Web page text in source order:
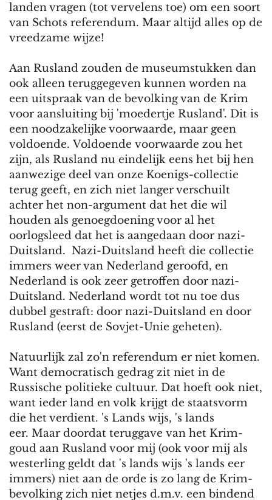
landen vragen (tot vervelens toe) om een soort
van Schots referendum. Maar altijd alles op de
vreedzame wijze!
Aan Rusland zouden de museumstukken dan
ook alleen teruggegeven kunnen worden na
een uitspraak van de bevolking van de Krim
voor aansluiting bij 'moedertje Rusland'. Dit is
een noodzakelijke voorwaarde, maar geen
voldoende. Voldoende voorwaarde zou het
zijn, als Rusland nu eindelijk eens het bij hen
aanwezige deel van onze Koenigs-collectie
terug geeft, en zich niet langer verschuilt
achter het non-argument dat het die wil
houden als genoegdoening voor al het
oorlogsleed dat het is aangedaan door nazi-
Duitsland. Nazi-Duitsland heeft die collectie
immers weer van Nederland geroofd, en
Nederland is ook zeer getroffen door nazi-
Duitsland. Nederland wordt tot nu toe dus
dubbel gestraft: door nazi-Duitsland en door
Rusland (eerst de Sovjet-Unie geheten).
Natuurlijk zal zo'n referendum er niet komen.
Want democratisch gedrag zit niet in de
Russische politieke cultuur. Dat hoeft ook niet,
want ieder land en volk krijgt de staatsvorm
die het verdient. 's Lands wijs, 's lands
eer. Maar doordat teruggave van het Krim-
goud aan Rusland voor mij (ook voor mij als
westerling geldt dat 's lands wijs 's lands eer
immers) niet aan de orde is zo lang de Krim-
bevolking zich niet netjes d.m.v. een bindend